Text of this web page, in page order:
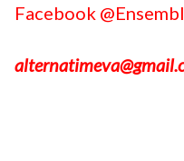
Facebook